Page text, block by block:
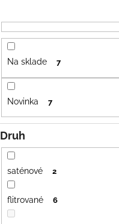
Na sklade 7
Novinka 7
Druh
saténové 2
flitrované 6